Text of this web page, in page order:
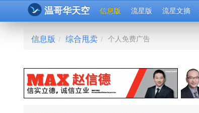
温哥华天空 信息版 流星版 流星文摘
信息版 / 综合甩卖 / 个人免费广告